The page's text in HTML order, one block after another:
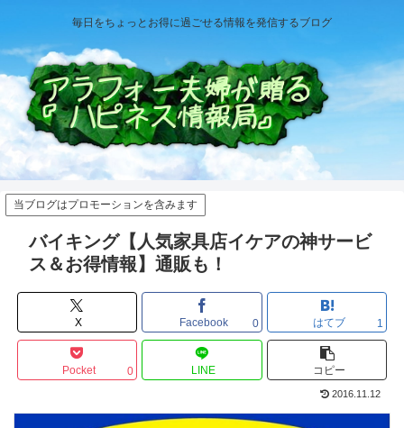
毎日をちょっとお得に過ごせる情報を発信するブログ
当ブログはプロモーションを含みます
バイキング【人気家具店イケアの神サービ
ス＆お得情報】通販も！
X Facebook 0 はてブ 1
Pocket 0 LINE コピー
2016.11.12